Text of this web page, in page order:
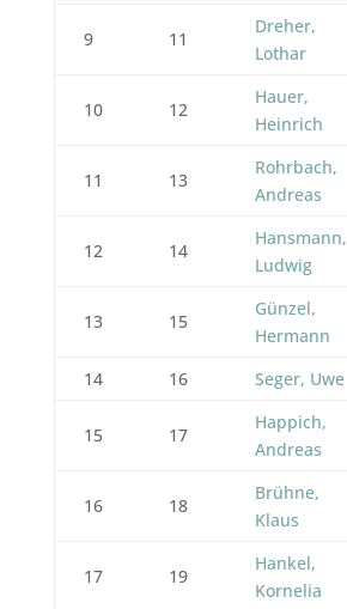
9 11
Dreher,
Lothar
10 12
Hauer,
Heinrich
11 13
Rohrbach,
Andreas
12 14
Hansmann,
Ludwig
13 15
Günzel,
Hermann
14
16 Seger, Uwe
15 17
Happich,
Andreas
16 18
Brühne,
Klaus
17 19
Hankel,
Kornelia